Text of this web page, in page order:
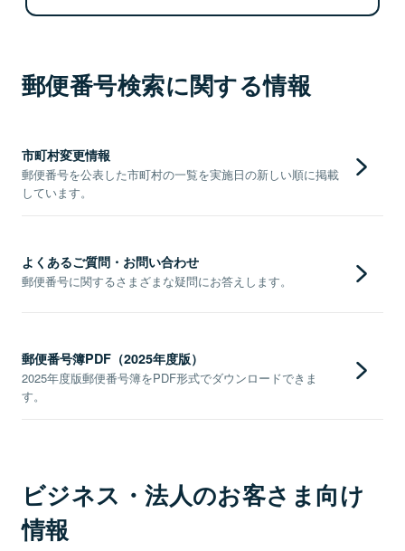
郵便番号検索に関する情報
市町村変更情報
郵便番号を公表した市町村の一覧を実施日の新しい順に掲載
しています。
よくあるご質問・お問い合わせ
郵便番号に関するさまざまな疑問にお答えします。
郵便番号簿PDF（2025年度版）
2025年度版郵便番号簿をPDF形式でダウンロードできま
す。
ビジネス・法人のお客さま向け
情報